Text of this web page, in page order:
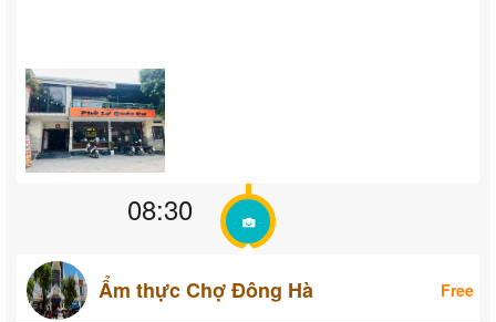
08:30
Ẩm thực Chợ Đông Hà Free